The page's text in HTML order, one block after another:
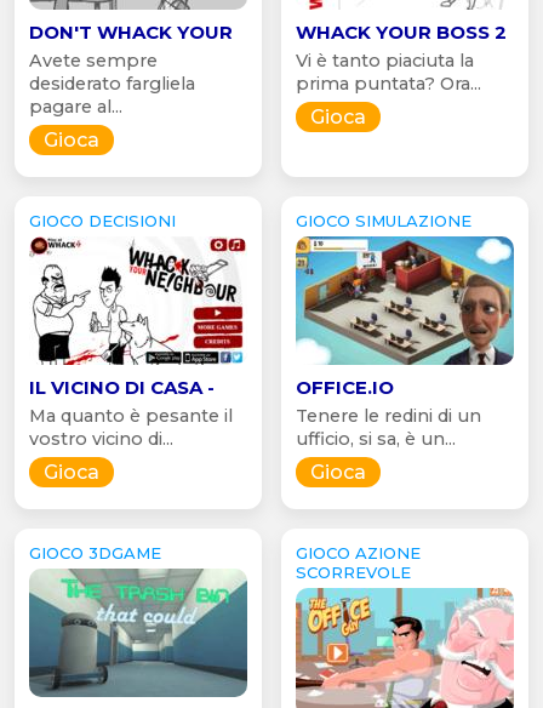
DON'T WHACK YOUR
Avete sempre
desiderato fargliela
pagare al...
Gioca
WHACK YOUR BOSS 2
Vi è tanto piaciuta la
prima puntata? Ora...
Gioca
GIOCO DECISIONI
IL VICINO DI CASA -
Ma quanto è pesante il
vostro vicino di...
Gioca
GIOCO SIMULAZIONE
OFFICE.IO
Tenere le redini di un
ufficio, si sa, è un...
Gioca
GIOCO 3DGAME
GIOCO AZIONE
SCORREVOLE